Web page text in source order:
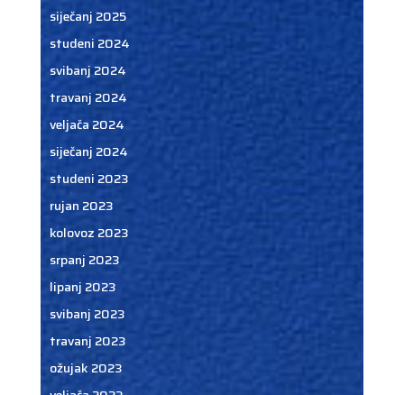
siječanj 2025
studeni 2024
svibanj 2024
travanj 2024
veljača 2024
siječanj 2024
studeni 2023
rujan 2023
kolovoz 2023
srpanj 2023
lipanj 2023
svibanj 2023
travanj 2023
ožujak 2023